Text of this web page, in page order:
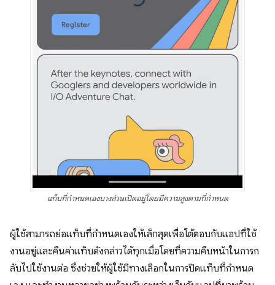
แท็บที่กำหนดเองบางส่วนเปิดอยู่โดยมีความสูงตามที่กำหนด
ผู้ใช้สามารถย่อแท็บที่กำหนดเองให้เล็กสุดเพื่อโต้ตอบกับแอปที่ใช้
งานอยู่และคืนค่าแท็บดังกล่าวได้ทุกเมื่อโดยที่ความคืบหน้าในการก
ลับไปใช้งานต่อ ซึ่งช่วยให้ผู้ใช้มีทางเลือกในการปิดแท็บที่กำหนด